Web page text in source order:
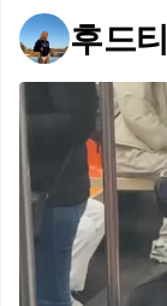
후드티